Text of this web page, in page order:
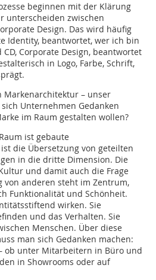
beginnen mit der Klärung
unterscheiden zwischen
Design. Das wird häufig
Identity, beantwortet, wer ich bin
Corporate Design, beantwortet
in Logo, Farbe, Schrift,
Markenarchitektur – unser
Unternehmen Gedanken
im Raum gestalten wollen?
ist gebaute
die Übersetzung von geteilten
in die dritte Dimension. Die
und damit auch die Frage
von anderen steht im Zentrum,
Funk­tionalität und Schönheit.
wirken. Sie
und das Verhalten. Sie
Menschen. Über diese
man sich Gedanken machen:
ob unter Mitarbeitern in Büro und
in Showrooms oder auf